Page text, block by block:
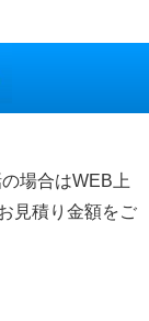
場合はWEB上
見積り金額をご